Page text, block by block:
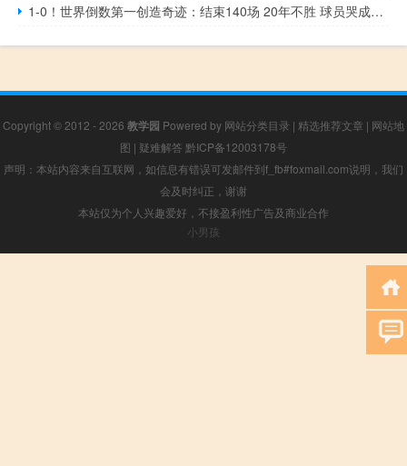
1-0！世界倒数第一创造奇迹：结束140场 20年不胜 球员哭成泪人
Copyright © 2012 - 2026 教学园 Powered by 网站分类目录 | 精选推荐文章 | 网站地
图 | 疑难解答 黔ICP备12003178号
声明：本站内容来自互联网，如信息有错误可发邮件到f_fb#foxmail.com说明，我们
会及时纠正，谢谢
本站仅为个人兴趣爱好，不接盈利性广告及商业合作
小男孩